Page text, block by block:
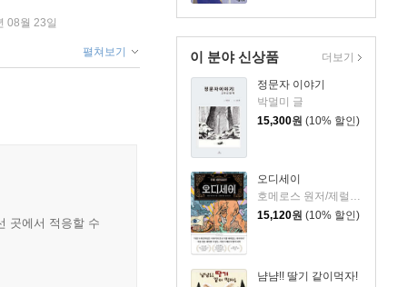
이 분야 신상품
정문자 이야기
박멀미 글
15,300원 (10% 할인)
오디세이
호메로스 원저/제럴딘 매코크런 글/김재용 역/장시은 감수
15,120원 (10% 할인)
냠냠!! 딸기 같이먹자!
더보기
08월 23일
펼쳐보기
곳에서 적응할 수